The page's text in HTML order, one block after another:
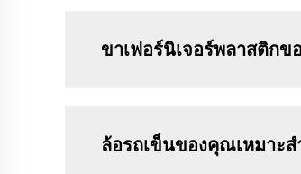
ขาเฟอร์นิเจอร์พลาสติก
ล้อรถเข็นของคุณเหมาะ